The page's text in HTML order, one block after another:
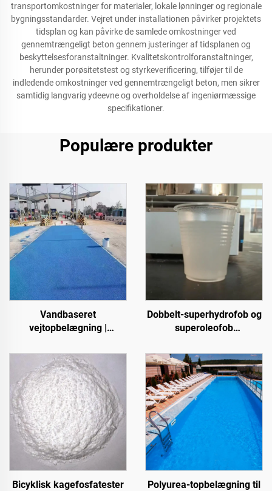
transportomkostninger for materialer, lokale lønninger og regionale
bygningsstandarder. Vejret under installationen påvirker projektets
tidsplan og kan påvirke de samlede omkostninger ved
gennemtrængeligt beton gennem justeringer af tidsplanen og
beskyttelsesforanstaltninger. Kvalitetskontrolforanstaltninger,
herunder porøsitetstest og styrkeverificering, tilføjer til de
indledende omkostninger ved gennemtrængeligt beton, men sikrer
samtidig langvarig ydeevne og overholdelse af ingeniørmæssige
specifikationer.
Populære produkter
Vandbaseret
vejtopbelægning |
topbelægning til flere
underlagsarter til
indendørs og udendørs
belægninger
Dobbelt-superhydrofob og
superoleofob
sammen med
eller i andre scenarier,
hvor hydrofobe og
oleofobe egenskaber
Bicyklisk kagefosfatester
Polyurea-topbelægning til